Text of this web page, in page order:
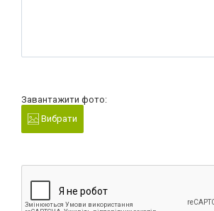
Завантажити фото:
Вибрати